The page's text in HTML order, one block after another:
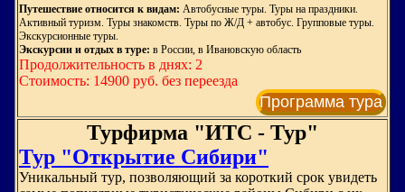
Путешествие относится к видам: Автобусные туры. Туры на праздники.
Активный туризм. Туры знакомств. Туры по Ж/Д + автобус. Групповые туры.
Экскурсионные туры.
Экскурсии и отдых в туре: в России, в Ивановскую область
Продолжительность в днях: 2
Стоимость: 14900 руб. без переезда
Программа тура
Турфирма "ИТС - Тур"
Тур "Открытие Сибири"
Уникальный тур, позволяющий за короткий срок увидеть